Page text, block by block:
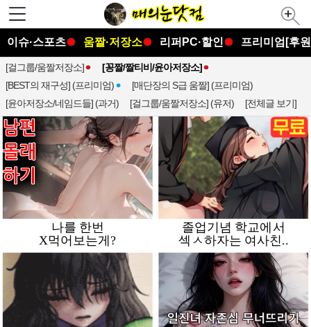
이슈·스포츠 움짤·저장소 리퍼PC·할인 프리미엄[후
[걸그룹/움짤저장소]
[꽁짤/짤티비/윤아저장소]
[BEST의 재구성] (프리미엄)
[매단장의 S급 움짤] (프리미엄)
[윤아저장소/네임드들] (과거)
[걸그룹/움짤저장소] (유저) [전체글 보기]